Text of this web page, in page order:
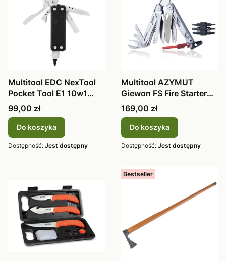
Multitool EDC NexTool
Pocket Tool E1 10w1
NE20287A
Cena
99,00 zł
Do koszyka
Dostępność: Jest dostępny
Multitool AZYMUT
Giewon FS Fire Starter
H2038A - s
Cena
169,00 zł
Do koszyka
Dostępność: Jest dostępny
Bestseller